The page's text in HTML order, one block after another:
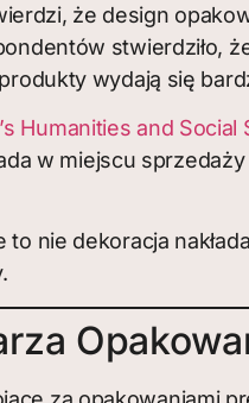
że design
stwierdziło,
wydają się
Humanities and
w miejscu
nie dekoracja